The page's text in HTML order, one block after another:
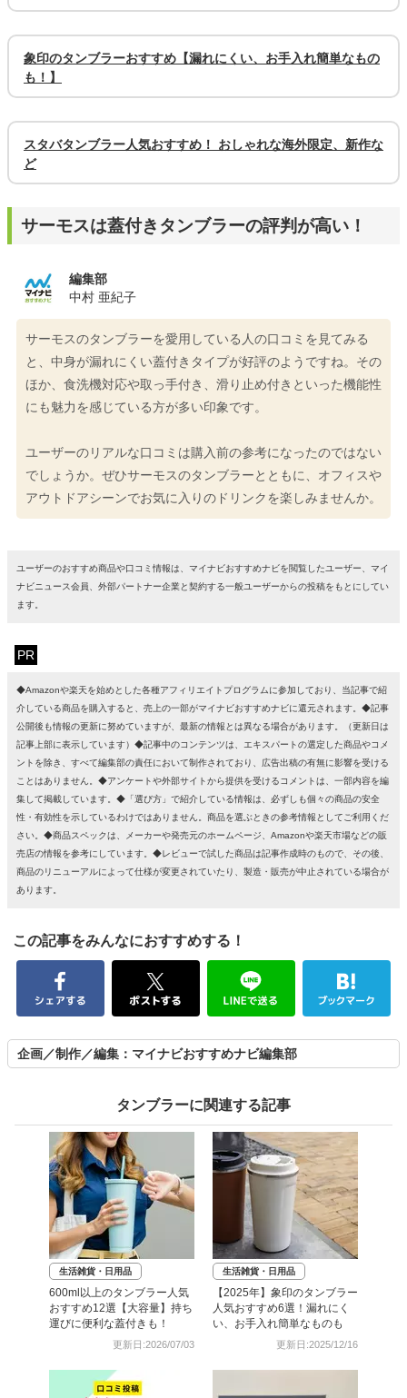
象印のタンブラーおすすめ【漏れにくい、お手入れ簡単なもの
も！】
スタバタンブラー人気おすすめ！ おしゃれな海外限定、新作な
ど
サーモスは蓋付きタンブラーの評判が高い！
編集部
中村 亜紀子
サーモスのタンブラーを愛用している人の口コミを見てみる
と、中身が漏れにくい蓋付きタイプが好評のようですね。その
ほか、食洗機対応や取っ手付き、滑り止め付きといった機能性
にも魅力を感じている方が多い印象です。
ユーザーのリアルな口コミは購入前の参考になったのではない
でしょうか。ぜひサーモスのタンブラーとともに、オフィスや
アウトドアシーンでお気に入りのドリンクを楽しみませんか。
ユーザーのおすすめ商品や口コミ情報は、マイナビおすすめナビを閲覧したユーザー、マイ
ナビニュース会員、外部パートナー企業と契約する一般ユーザーからの投稿をもとにしてい
ます。
PR
◆Amazonや楽天を始めとした各種アフィリエイトプログラムに参加しており、当記事で紹
介している商品を購入すると、売上の一部がマイナビおすすめナビに還元されます。◆記事
公開後も情報の更新に努めていますが、最新の情報とは異なる場合があります。（更新日は
記事上部に表示しています）◆記事中のコンテンツは、エキスパートの選定した商品やコメ
ントを除き、すべて編集部の責任において制作されており、広告出稿の有無に影響を受ける
ことはありません。◆アンケートや外部サイトから提供を受けるコメントは、一部内容を編
集して掲載しています。◆「選び方」で紹介している情報は、必ずしも個々の商品の安全
性・有効性を示しているわけではありません。商品を選ぶときの参考情報としてご利用くだ
さい。◆商品スペックは、メーカーや発売元のホームページ、Amazonや楽天市場などの販
売店の情報を参考にしています。◆レビューで試した商品は記事作成時のもので、その後、
商品のリニューアルによって仕様が変更されていたり、製造・販売が中止されている場合が
あります。
この記事をみんなにおすすめする！
企画／制作／編集：マイナビおすすめナビ編集部
タンブラーに関連する記事
生活雑貨・日用品
600ml以上のタンブラー人気
おすすめ12選【大容量】持ち
運びに便利な蓋付きも！
更新日:2026/07/03
生活雑貨・日用品
【2025年】象印のタンブラー
人気おすすめ6選！漏れにく
い、お手入れ簡単なものも
更新日:2025/12/16